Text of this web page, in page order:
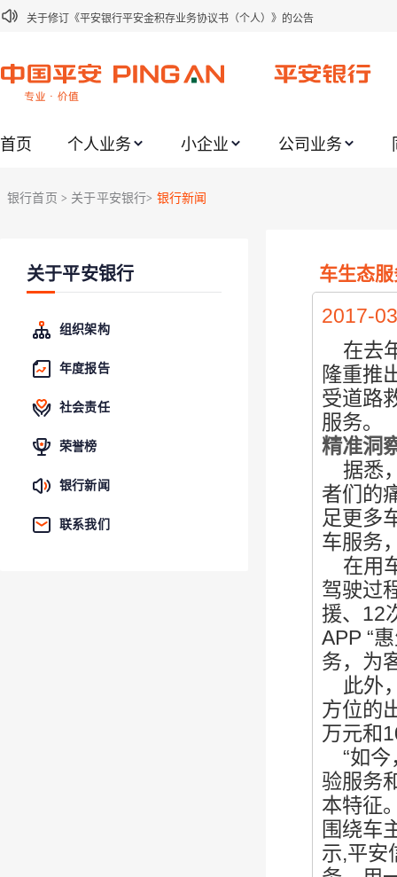
关于修订《平安银行平安金积存业务协议书（个人）》的公告
关于2021年劳动节期间代理贵金属业务风险提示的通知
关于加强代理贵金属业务风险防范的提示
关于进一步加强代理贵金属业务风险防范的提示
关于平安银行电子版信用卡更名为平安银行数字信用卡的公告
首页 个人业务 小企业 公司业务
银行首页 > 关于平安银行> 银行新闻
关于平安银行
组织架构
年度报告
社会责任
荣誉榜
银行新闻
联系我们
车生态
2017-
在去
隆重推
受道路
服务。
精准洞
据悉
者们的
足更多
车服务
在用
驾驶过
援、 12
APP “
务， 为
此外
方位的
万元和
“如今
验服务
本特征
围绕车
示,平安